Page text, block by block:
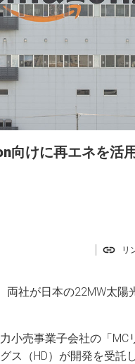
向けに再エネを活
リ
両社が日本の22MW太
小売事業子会社の「
ス（HD）が開発を受託